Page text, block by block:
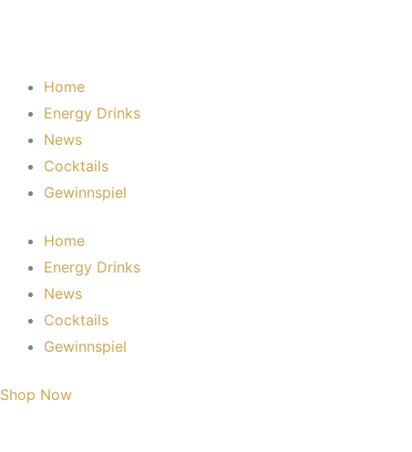
Home
Energy Drinks
News
Cocktails
Gewinnspiel
Home
Energy Drinks
News
Cocktails
Gewinnspiel
Shop Now